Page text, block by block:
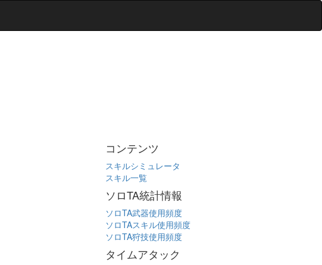
コンテンツ
スキルシミュレータ
スキル一覧
ソロTA統計情報
ソロTA武器使用頻度
ソロTAスキル使用頻度
ソロTA狩技使用頻度
タイムアタック